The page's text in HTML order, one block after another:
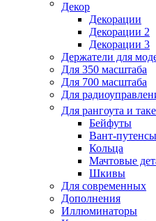
Декор
Декорации
Декорации 2
Декорации 3
Держатели для
Для 350 масштаба
Для 700 масштаба
Для
Для рангоута и
Бейфуты
Вант-путенсы
Кольца
Мачтовые
Шкивы
Для современных
Дополнения
Иллюминаторы